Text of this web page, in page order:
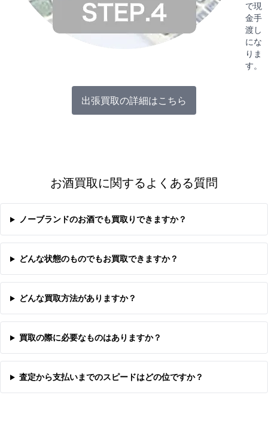
で現
金手
渡し
にな
りま
す。
出張買取の詳細はこちら
お酒買取に関するよくある質問
ノーブランドのお酒でも買取りできますか？
どんな状態のものでもお買取できますか？
どんな買取方法がありますか？
買取の際に必要なものはありますか？
査定から支払いまでのスピードはどの位ですか？